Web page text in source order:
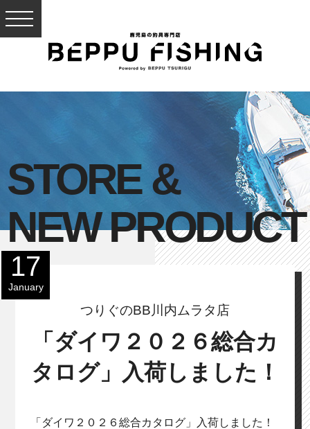
STORE &
NEW PRODUCT
17
January
つりぐのBB川内ムラタ店
「ダイワ２０２６総合カ
タログ」入荷しました！
「ダイワ２０２６総合カタログ」入荷しました！